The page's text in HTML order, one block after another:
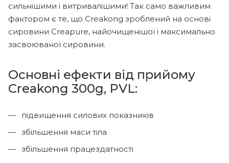
сильнішими і витривалішими! Так само важливим
фактором є те, що Creakong зроблений на основі
сировини Creapure, найочищенішої і максимально
засвоюваної сировини.
Основні ефекти від прийому
Creakong 300g, PVL:
підвищення силових показників
збільшення маси тіла
збільшення працездатності